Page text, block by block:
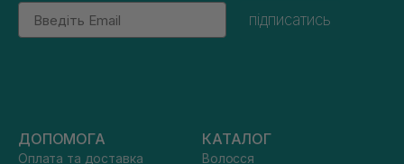
Email
підписатись
ДОПОМОГА
Оплата та доставка
КАТАЛОГ
Волосся